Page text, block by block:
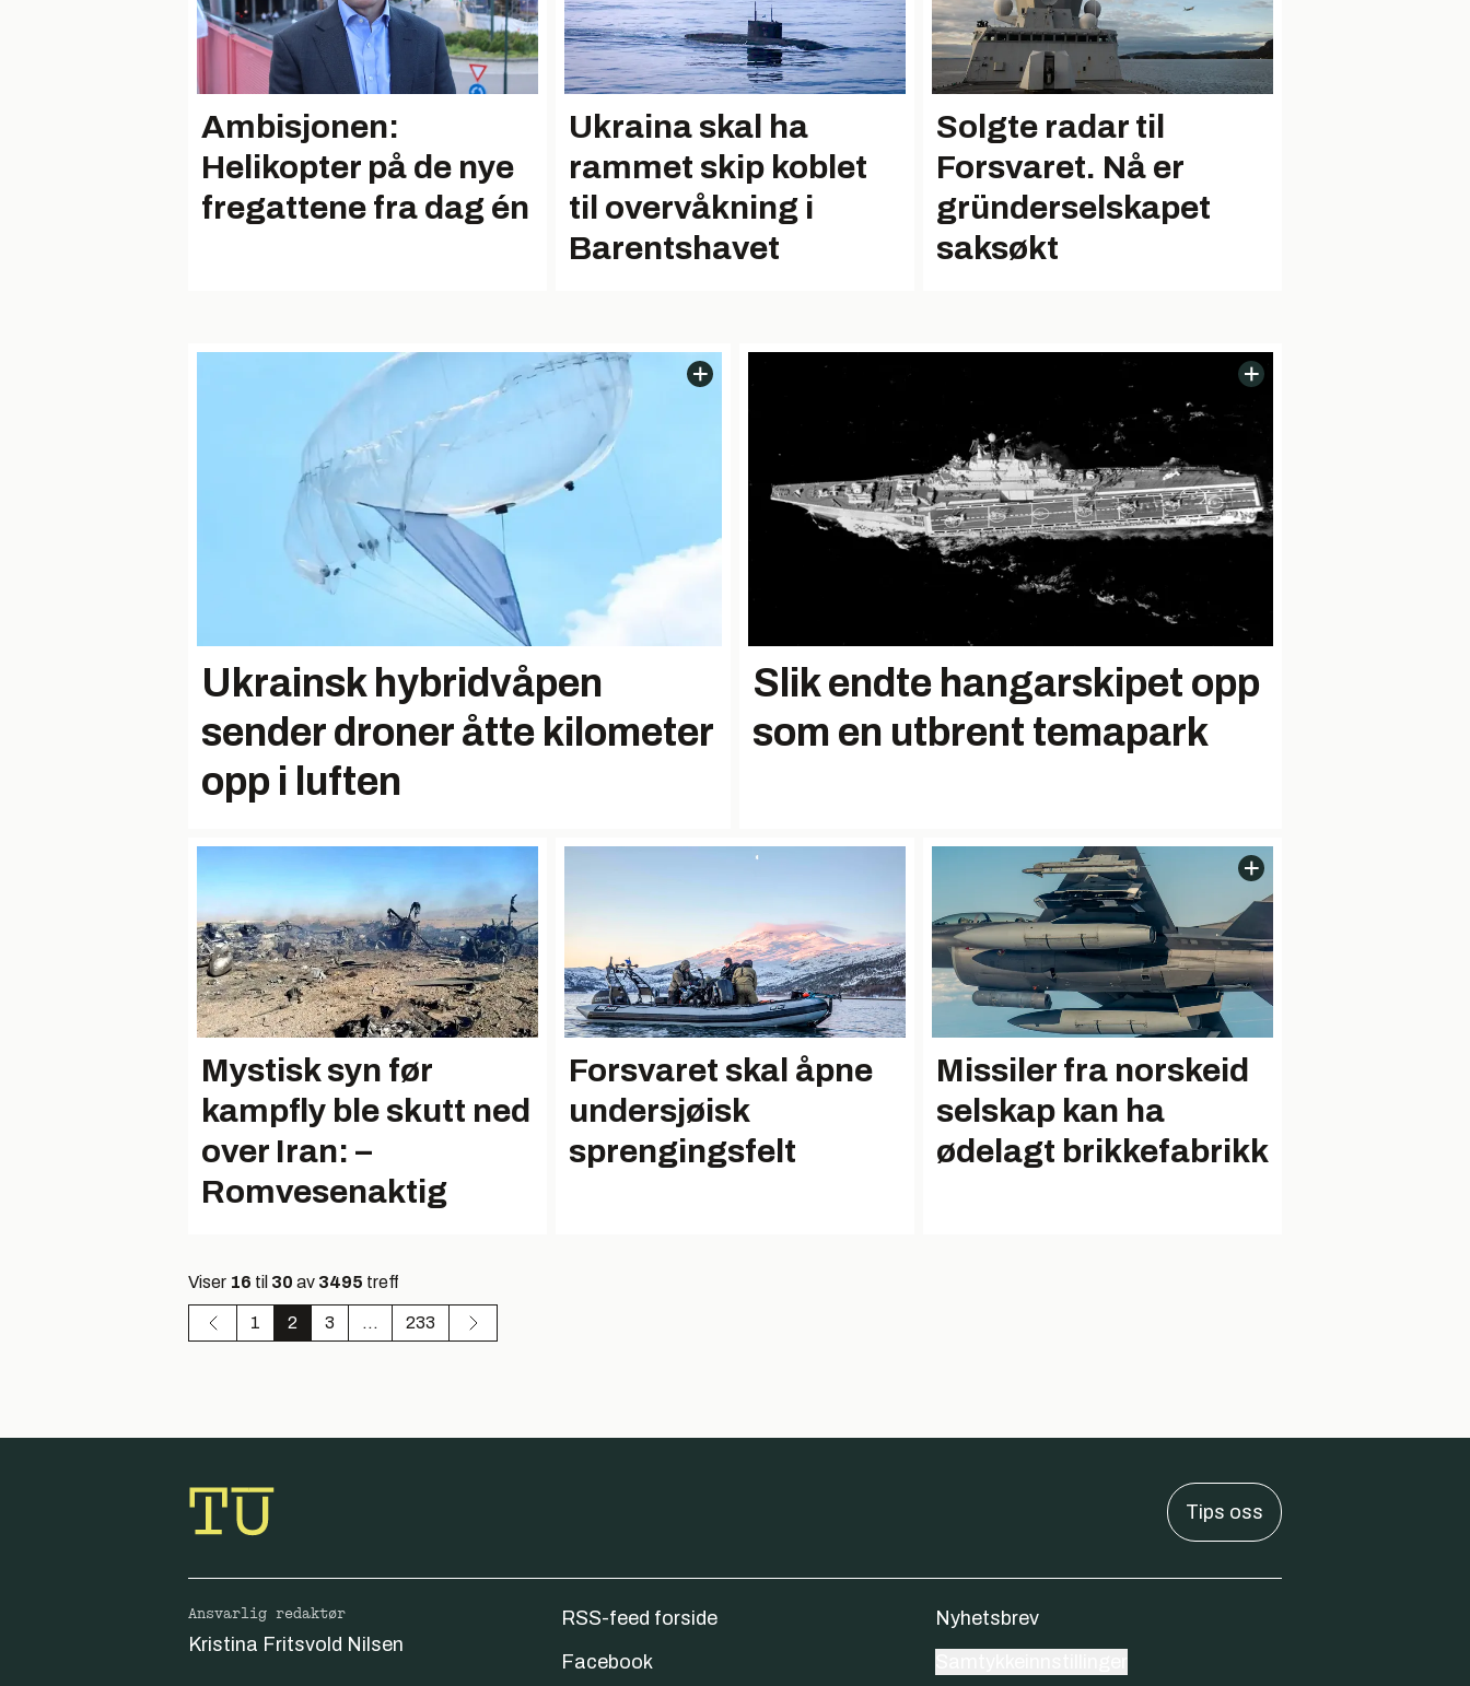
Ambisjonen:
Helikopter på de nye
fregattene fra dag én
Ukraina skal ha
rammet skip koblet
til overvåkning i
Barentshavet
Solgte radar til
Forsvaret. Nå er
gründerselskapet
saksøkt
Ukrainsk hybridvåpen
sender droner åtte kilometer
opp i luften
Slik endte hangarskipet opp
som en utbrent temapark
Mystisk syn før
kampfly ble skutt ned
over Iran: –
Romvesenaktig
Forsvaret skal åpne
undersjøisk
sprengingsfelt
Missiler fra norskeid
selskap kan ha
ødelagt brikkefabrikk
Viser 16 til 30 av 3495 treff
1 2 3 ... 233
Tips oss
Ansvarlig redaktør
Kristina Fritsvold Nilsen
RSS-feed forside
Facebook
Nyhetsbrev